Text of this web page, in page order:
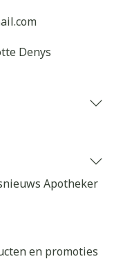
Denys
Apotheker
en promoties